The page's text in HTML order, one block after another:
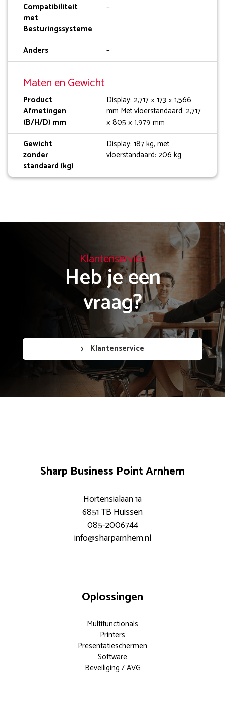
Compatibiliteit
met
Besturingssysteme
–
Anders –
Maten en Gewicht
Product
Afmetingen
(B/H/D) mm
Display: 2,717 × 173 × 1,566
mm Met vloerstandaard: 2,717
× 805 × 1,979 mm
Gewicht
zonder
standaard (kg)
Display: 187 kg, met
vloerstandaard: 206 kg
Klantenservice
Heb je een
vraag?
Klantenservice
Sharp Business Point Arnhem
Hortensialaan 1a
6851 TB Huissen
085-2006744
info@sharparnhem.nl
Oplossingen
Multifunctionals
Printers
Presentatieschermen
Software
Beveiliging / AVG